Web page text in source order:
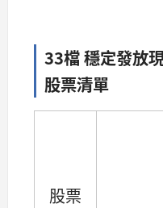
33檔 穩定發放
股票清單
股票